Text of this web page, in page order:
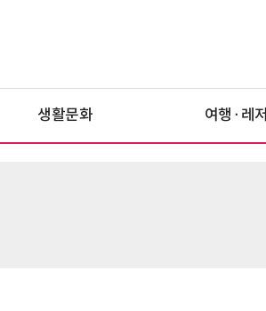
생활문화 여행·레저